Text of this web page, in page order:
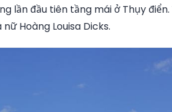
lần đầu tiên tầng mái ở Thụy điển.
Hoàng Louisa Dicks.